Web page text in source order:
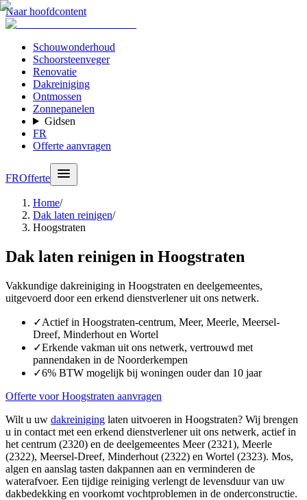
Naar hoofdcontent
Schouwonderhoud
Schoorsteenveger
Renovatie
Dakreiniging
Ontmossen
Zonnepanelen
Gidsen
FR
Offerte aanvragen
FROfferte
Home/
Dak laten reinigen/
Hoogstraten
Dak laten reinigen in Hoogstraten
Vakkundige dakreiniging in Hoogstraten en deelgemeentes,
uitgevoerd door een erkend dienstverlener uit ons netwerk.
✓Actief in Hoogstraten-centrum, Meer, Meerle, Meersel-
Dreef, Minderhout en Wortel
✓Erkende vakman uit ons netwerk, vertrouwd met
pannendaken in de Noorderkempen
✓6% BTW mogelijk bij woningen ouder dan 10 jaar
Offerte voor Hoogstraten aanvragen
Wilt u uw dakreiniging laten uitvoeren in Hoogstraten? Wij brengen
u in contact met een erkend dienstverlener uit ons netwerk, actief in
het centrum (2320) en de deelgemeentes Meer (2321), Meerle
(2322), Meersel-Dreef, Minderhout (2322) en Wortel (2323). Mos,
algen en aanslag tasten dakpannen aan en verminderen de
waterafvoer. Een tijdige reiniging verlengt de levensduur van uw
dakbedekking en voorkomt vochtproblemen in de onderconstructie.